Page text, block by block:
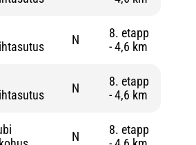
N
8. etapp
- 4,6 km
N
8. etapp
- 4,6 km
N
8. etapp